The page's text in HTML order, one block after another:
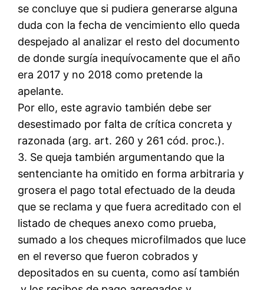
se concluye que si pudiera generarse alguna
duda con la fecha de vencimiento ello queda
despejado al analizar el resto del documento
de donde surgía inequívocamente que el año
era 2017 y no 2018 como pretende la
apelante.
Por ello, este agravio también debe ser
desestimado por falta de crítica concreta y
razonada (arg. art. 260 y 261 cód. proc.).
3. Se queja también argumentando que la
sentenciante ha omitido en forma arbitraria y
grosera el pago total efectuado de la deuda
que se reclama y que fuera acreditado con el
listado de cheques anexo como prueba,
sumado a los cheques microfilmados que luce
en el reverso que fueron cobrados y
depositados en su cuenta, como así también